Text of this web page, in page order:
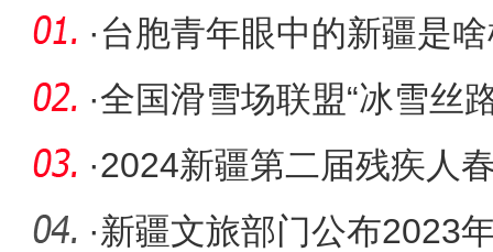
·台胞青年眼中的新疆是
·全国滑雪场联盟“冰雪丝
路站
·2024新疆第二届残疾人
·新疆文旅部门公布2023